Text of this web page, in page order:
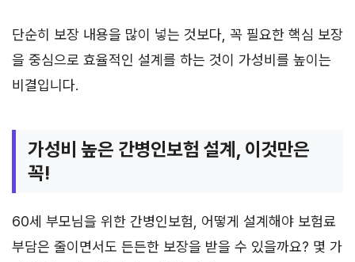
단순히 보장 내용을 많이 넣는 것보다, 꼭 필요한 핵심 보장
을 중심으로 효율적인 설계를 하는 것이 가성비를 높이는
비결입니다.
가성비 높은 간병인보험 설계, 이것만은
꼭!
60세 부모님을 위한 간병인보험, 어떻게 설계해야 보험료
부담은 줄이면서도 든든한 보장을 받을 수 있을까요? 몇 가